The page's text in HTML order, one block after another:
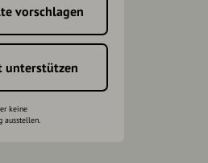
vorschlagen
unterstützen
keine
ausstellen.